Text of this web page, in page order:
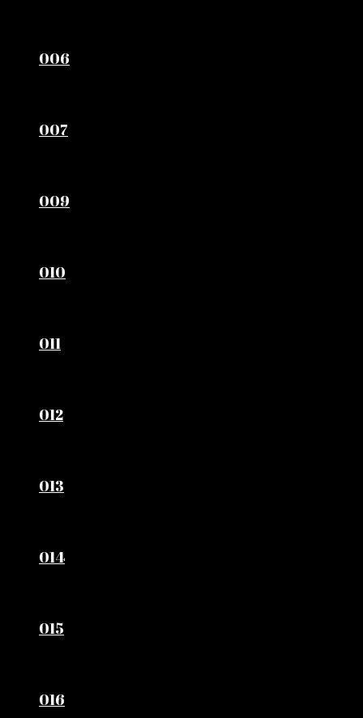
006
007
009
010
011
012
013
014
015
016